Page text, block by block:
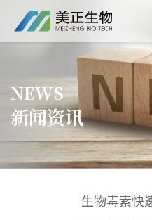
NEWS
新闻资讯
生物毒素快